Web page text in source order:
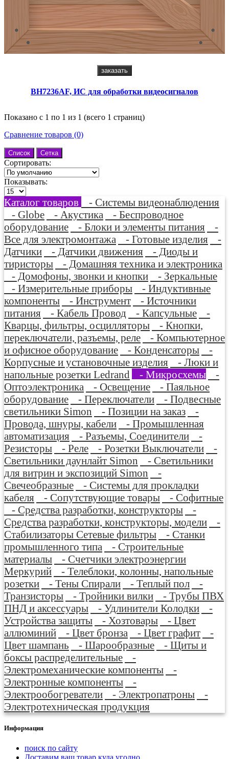
заказать
BH7236AF, ИС для обработки видеосигналов
Показано с 1 по 1 из 1 (всего 1 страниц)
Сравнение товаров (0)
Список Сетка
Сортировать:
Показывать:
Каталог товаров
- Системы видеонаблюдения
- Globe
- Акустика
- Беспроводное
оборудование
- Блоки и элементы питания
-
Все для электромонтажа
- Готовые изделия
-
Датчики
- Датчики движения
- Диоды и
тиристоры
- Домашняя техника и электроника
- Домофоны, звонки и кнопки
- Зеркальные
- Измерительные приборы
- Индуктивные
компоненты
- Инструмент
- Источники
питания
- Кабель Провод - Капсульные
-
Кварцы, фильтры, осцилляторы
- Кнопки,
переключатели, разъемы, реле
- Компьютерное
и офисное оборудование
- Конденсаторы
-
Корпусные и установочные изделия
- Люки и
напольные розетки Ledrand
- Микросхемы
-
Оптоэлектроника
- Освещение
- Паяльное
оборудование
- Переключатели
- Подвесные
светильники Simon
- Позиции на заказ
-
Провода, шнуры, кабели
- Промышленная
автоматизация
- Разъемы, Соединители
-
Резисторы
- Реле - Розетки Выключатели
-
Светильники даунлайт Simon
- Светильники
для витрин и экспозиций Simon
-
Свечеобразные
- Системы для прокладки
кабеля
- Сопутствующие товары
- Софитные
- Средства разработки, конструкторы
-
Средства разработки, конструкторы, модели
-
Стабилизаторы Сетевые фильтры
- Станки
промышленного типа
- Строительные
материалы
- Счетчики электроэнергии
Меркурий
- Телеблоки, колонны, напольные
розетки
- Тены Спирали - Теплый пол
-
Транзисторы
- Тройники вилки
- Трубы ПВХ
ПНД и аксессуары
- Удлинители Колодки
-
Устройства защиты
- Хозтовары
- Цвет
аллюминий
- Цвет бронза - Цвет графит
-
Цвет шампань
- Шарообразные
- Щиты и
боксы распределительные
-
Электромеханические компоненты
-
Электронные компоненты
-
Электрообогреватели
- Электропатроны
-
Электротехническая продукция
Информация
поиск по сайту
Доставим ваш товар куда угодно